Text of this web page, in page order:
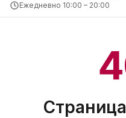
Ежедневно 10:00 – 20:00